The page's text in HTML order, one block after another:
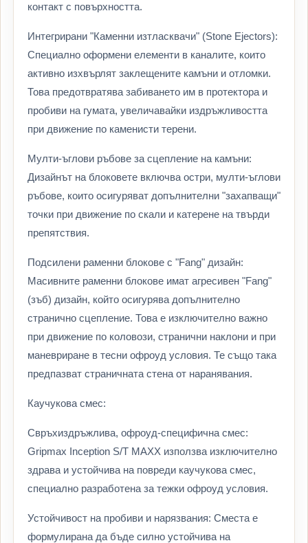
контакт с повърхността.
Интегрирани "Каменни изтласквачи" (Stone Ejectors):
Специално оформени елементи в каналите, които
активно изхвърлят заклещените камъни и отломки.
Това предотвратява забиването им в протектора и
пробиви на гумата, увеличавайки издръжливостта
при движение по каменисти терени.
Мулти-ъглови ръбове за сцепление на камъни:
Дизайнът на блоковете включва остри, мулти-ъглови
ръбове, които осигуряват допълнителни "захапващи"
точки при движение по скали и катерене на твърди
препятствия.
Подсилени раменни блокове с "Fang" дизайн:
Масивните раменни блокове имат агресивен "Fang"
(зъб) дизайн, който осигурява допълнително
странично сцепление. Това е изключително важно
при движение по коловози, странични наклони и при
маневриране в тесни офроуд условия. Те също така
предпазват страничната стена от наранявания.
Каучукова смес:
Свръхиздръжлива, офроуд-специфична смес:
Gripmax Inception S/T MAXX използва изключително
здрава и устойчива на повреди каучукова смес,
специално разработена за тежки офроуд условия.
Устойчивост на пробиви и нарязвания: Сместа е
формулирана да бъде силно устойчива на